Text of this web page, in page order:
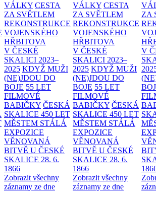
VÁLKY CESTA
ZA SVĚTLEM
REKONSTRUKCE
VOJENSKÉHO
HŘBITOVA
V ČESKÉ
SKALICI 2023–
2025 KDYŽ MUŽI
(NE)JDOU DO
BOJE 55 LET
FILMOVÉ
BABIČKY ČESKÁ
SKALICE 450 LET
MĚSTEM STÁLÁ
EXPOZICE
VĚNOVANÁ
BITVĚ U ČESKÉ
SKALICE 28. 6.
1866
Zobrazit všechny
záznamy ze dne
VÁLKY CESTA
ZA SVĚTLEM
REKONSTRUKCE
VOJENSKÉHO
HŘBITOVA
V ČESKÉ
SKALICI 2023–
2025 KDYŽ MUŽI
(NE)JDOU DO
BOJE 55 LET
FILMOVÉ
BABIČKY ČESKÁ
SKALICE 450 LET
MĚSTEM STÁLÁ
EXPOZICE
VĚNOVANÁ
BITVĚ U ČESKÉ
SKALICE 28. 6.
1866
Zobrazit všechny
záznamy ze dne
ZA
V